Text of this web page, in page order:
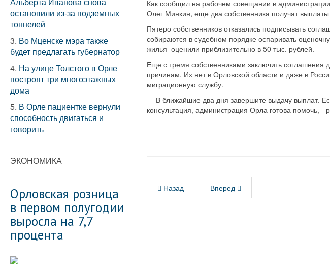
Как сообщил на рабочем совещании в
Олег Минкин, еще два собственника получат
Пятеро собственников отказались подписывать
собираются в судебном порядке оспаривать
жилья оценили приблизительно в 50 тыс. рублей.
Еще с тремя собственниками заключить соглашения
причинам. Их нет в Орловской области и даже в
миграционную службу.
— В ближайшие два дня завершите выдачу выплат.
консультация, администрация Орла готова помочь,
Назад Вперед
остановили из-за подземных
тоннелей
3. Во Мценске мэра также
будет предлагать губернатор
4. На улице Толстого в Орле
построят три многоэтажных
дома
5. В Орле пациентке вернули
способность двигаться и
говорить
ЭКОНОМИКА
Орловская розница
в первом полугодии
выросла на 7,7
процента